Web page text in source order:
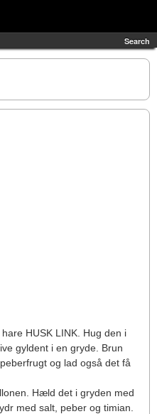
Search
HUSK LINK. Hug den i
gyldent i en gryde. Brun
og lad også det få
Hæld det i gryden med
med salt, peber og timian.